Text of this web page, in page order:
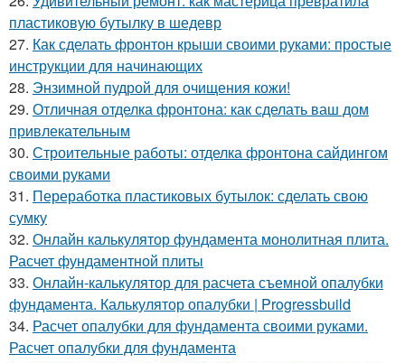
пластиковую бутылку в шедевр
27. Как сделать фронтон крыши своими руками: простые
инструкции для начинающих
28. Энзимной пудрой для очищения кожи!
29. Отличная отделка фронтона: как сделать ваш дом
привлекательным
30. Строительные работы: отделка фронтона сайдингом
своими руками
31. Переработка пластиковых бутылок: сделать свою
сумку
32. Онлайн калькулятор фундамента монолитная плита.
Расчет фундаментной плиты
33. Онлайн-калькулятор для расчета съемной опалубки
фундамента. Калькулятор опалубки | Progressbuild
34. Расчет опалубки для фундамента своими руками.
Расчет опалубки для фундамента